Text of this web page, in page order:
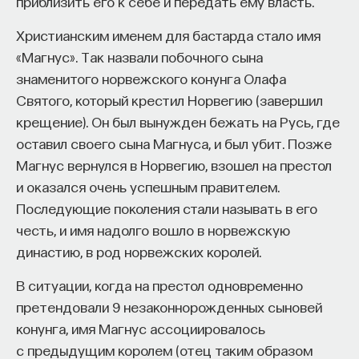
Христианским именем для бастарда стало имя
«Магнус». Так назвали побочного сына
знаменитого норвежского конунга Олафа
Святого, который крестил Норвегию (завершил
крещение). Он был вынужден бежать на Русь, где
оставил своего сына Магнуса, и был убит. Позже
Магнус вернулся в Норвегию, взошел на престол
и оказался очень успешным правителем.
Последующие поколения стали называть в его
честь, и имя надолго вошло в норвежскую
династию, в род норвежских королей.
В ситуации, когда на престол одновременно
претендовали 9 незаконнорожденных сыновей
конунга, имя Магнус ассоциировалось
с предыдущим королем (отец таким образом
Химия между нейронами:
вещества, которые управляют
нами
СОХРАНИТЬ КУРС
и их вооружения. Долгое время считалось, что
глина в процессе производства обжигалась при
температуре 900 градусов, однако
дополнительные исследования показали, что она
была приблизительно на 150 градусов ниже.
Предположительно неточность возникла из-за
того, что в гробнице императора мог возникнуть
пожар, из-за которого статуи получили
продолжают выяснять причины, по которым все
до наших дней в превосходном состоянии.
решающую роль в этом могли сыграть высокое
содержание олова в бронзе, слабощелочная
почва местности и небольшое количество
органических веществ, способствующих